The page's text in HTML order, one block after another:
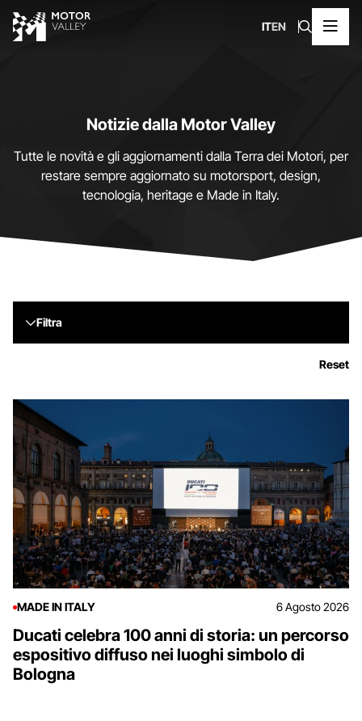
ITEN
Notizie dalla Motor Valley
Tutte le novità e gli aggiornamenti dalla Terra dei Motori, per
restare sempre aggiornato su motorsport, design,
tecnologia, heritage e Made in Italy.
Filtra
Reset
MADE IN ITALY 6 Agosto 2026
Ducati celebra 100 anni di storia: un percorso
espositivo diffuso nei luoghi simbolo di
Bologna